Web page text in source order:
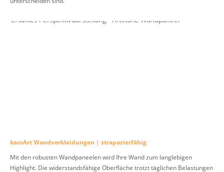
karoArt Wandverkleidungen | strapazierfähig
Mit den robusten Wandpaneelen wird Ihre Wand zum langlebigen
Highlight. Die widerstandsfähige Oberfläche trotzt täglichen Belastungen